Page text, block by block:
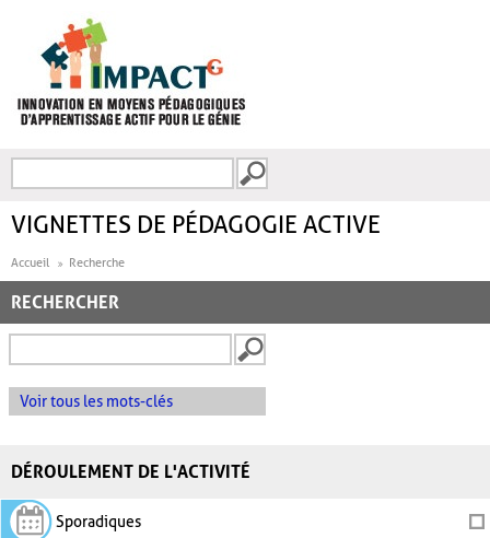
FORMULAIRE DE
VIGNETTES DE PÉDAGOGIE ACTIVE
Accueil Recherche
RECHERCHER
Voir tous les mots-clés
DÉROULEMENT DE L'ACTIVITÉ
Sporadiques